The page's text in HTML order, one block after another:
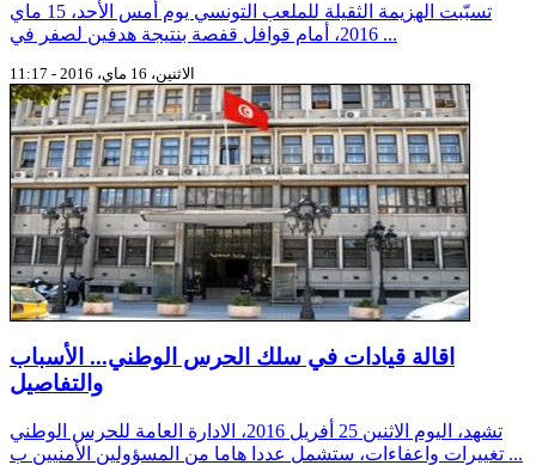
تسبّبت الهزيمة الثقيلة للملعب التونسي يوم أمس الأحد، 15 ماي
2016، أمام قوافل قفصة بنتيجة هدفين لصفر في ...
الاثنين، 16 ماي، 2016 - 11:17
اقالة قيادات في سلك الحرس الوطني... الأسباب
والتفاصيل
تشهد، اليوم الاثنين 25 أفريل 2016، الادارة العامة للحرس الوطني
تغييرات واعفاءات، ستشمل عددا هاما من المسؤولين الأمنيين ب ...